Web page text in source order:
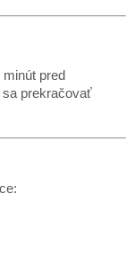
pred
sa prekračovať